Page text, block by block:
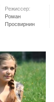
Режиссер:
Роман
Просвирнин